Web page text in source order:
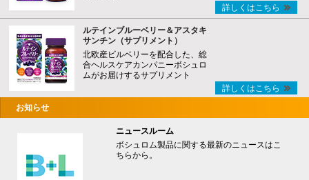
詳しくはこちら
ルテインブルーベリー＆アスタキ
サンチン（サプリメント）
北欧産ビルベリーを配合した、総
合ヘルスケアカンパニーボシュロ
ムがお届けするサプリメント
詳しくはこちら
お知らせ
ニュースルーム
ボシュロム製品に関する最新のニュースはこ
ちらから。